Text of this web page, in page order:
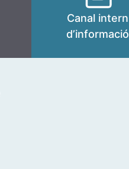
Canal intern
d’informació